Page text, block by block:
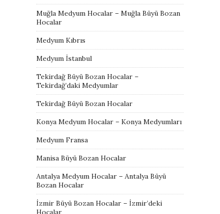
Muğla Medyum Hocalar – Muğla Büyü Bozan
Hocalar
Medyum Kıbrıs
Medyum İstanbul
Tekirdağ Büyü Bozan Hocalar –
Tekirdağ’daki Medyumlar
Tekirdağ Büyü Bozan Hocalar
Konya Medyum Hocalar – Konya Medyumları
Medyum Fransa
Manisa Büyü Bozan Hocalar
Antalya Medyum Hocalar – Antalya Büyü
Bozan Hocalar
İzmir Büyü Bozan Hocalar – İzmir’deki
Hocalar